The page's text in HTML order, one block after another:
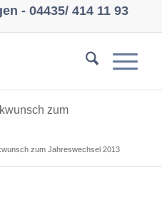
- 04435/ 414 11 93
zum
zum Jahreswechsel 2013